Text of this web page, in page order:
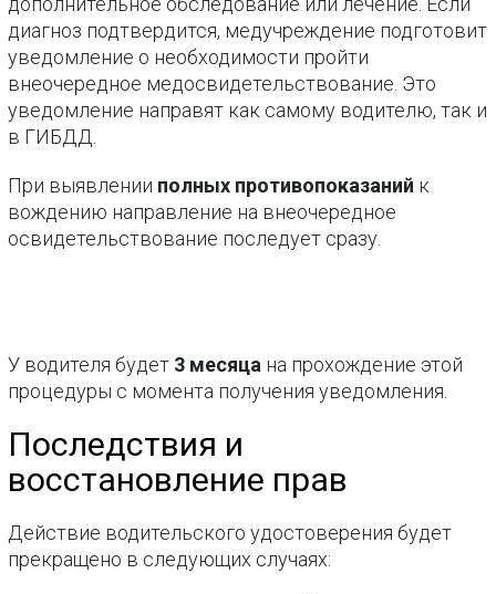
диагноз подтвердится, медучреждение подготовит
уведомление о необходимости пройти
внеочередное медосвидетельствование. Это
уведомление направят как самому водителю, так и
в ГИБДД.
При выявлении полных противопоказаний к
вождению направление на внеочередное
освидетельствование последует сразу.
У водителя будет 3 месяца на прохождение этой
процедуры с момента получения уведомления.
Последствия и
восстановление прав
Действие водительского удостоверения будет
прекращено в следующих случаях: